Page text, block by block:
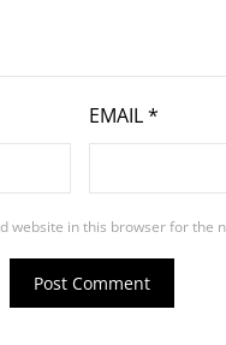
EMAIL*
website in this browser for the